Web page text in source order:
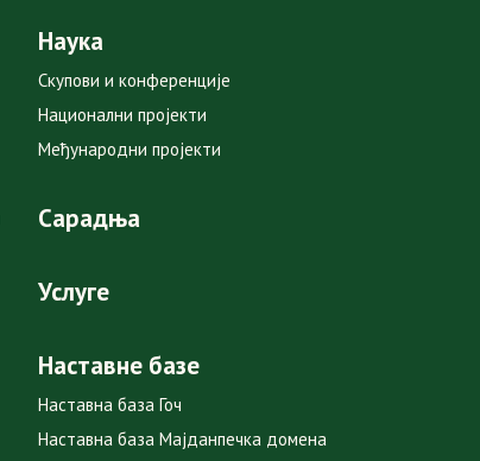
Наука
Скупови и конференције
Национални пројекти
Међународни пројекти
Сарадња
Услуге
Наставне базе
Наставна база Гоч
Наставна база Мајданпечка домена